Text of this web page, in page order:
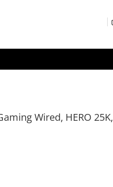
Wired, HERO 25K,